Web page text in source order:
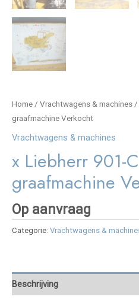
Home / Vrachtwagens & machines /
graafmachine Verkocht
Vrachtwagens & machines
x Liebherr 901-
graafmachine
Op aanvraag
Categorie: Vrachtwagens &
Beschrijving